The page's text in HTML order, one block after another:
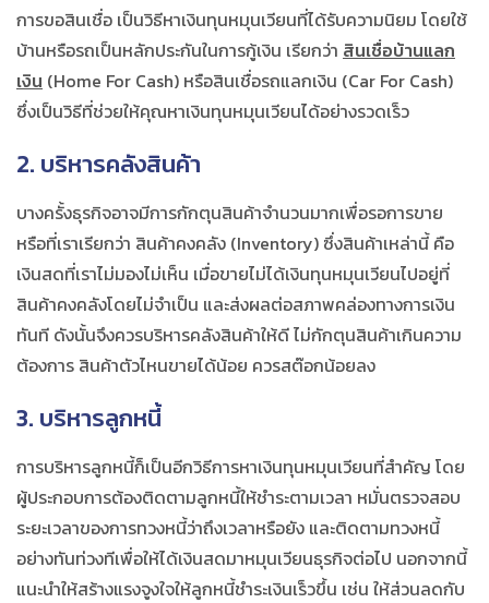
การขอสินเชื่อ เป็นวิธีหาเงินทุนหมุนเวียนที่ได้รับความนิยม โดยใช้
บ้านหรือรถเป็นหลักประกันในการกู้เงิน เรียกว่า สินเชื่อบ้านแลก
เงิน (Home For Cash) หรือสินเชื่อรถแลกเงิน (Car For Cash)
ซึ่งเป็นวิธีที่ช่วยให้คุณหาเงินทุนหมุนเวียนได้อย่างรวดเร็ว
2. บริหารคลังสินค้า
บางครั้งธุรกิจอาจมีการกักตุนสินค้าจำนวนมากเพื่อรอการขาย
หรือที่เราเรียกว่า สินค้าคงคลัง (Inventory) ซึ่งสินค้าเหล่านี้ คือ
เงินสดที่เราไม่มองไม่เห็น เมื่อขายไม่ได้เงินทุนหมุนเวียนไปอยู่ที่
สินค้าคงคลังโดยไม่จำเป็น และส่งผลต่อสภาพคล่องทางการเงิน
ทันที ดังนั้นจึงควรบริหารคลังสินค้าให้ดี ไม่กักตุนสินค้าเกินความ
ต้องการ สินค้าตัวไหนขายได้น้อย ควรสต๊อกน้อยลง
3. บริหารลูกหนี้
การบริหารลูกหนี้ก็เป็นอีกวิธีการหาเงินทุนหมุนเวียนที่สำคัญ โดย
ผู้ประกอบการต้องติดตามลูกหนี้ให้ชำระตามเวลา หมั่นตรวจสอบ
ระยะเวลาของการทวงหนี้ว่าถึงเวลาหรือยัง และติดตามทวงหนี้
อย่างทันท่วงทีเพื่อให้ได้เงินสดมาหมุนเวียนธุรกิจต่อไป นอกจากนี้
แนะนำให้สร้างแรงจูงใจให้ลูกหนี้ชำระเงินเร็วขึ้น เช่น ให้ส่วนลดกับ